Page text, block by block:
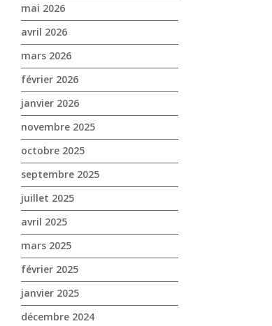
mai 2026
avril 2026
mars 2026
février 2026
janvier 2026
novembre 2025
octobre 2025
septembre 2025
juillet 2025
avril 2025
mars 2025
février 2025
janvier 2025
décembre 2024